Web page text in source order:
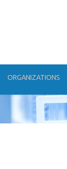
ORGANIZATIONS